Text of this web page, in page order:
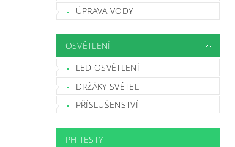
ÚPRAVA VODY
OSVĚTLENÍ
LED OSVĚTLENÍ
DRŽÁKY SVĚTEL
PŘÍSLUŠENSTVÍ
PH TESTY